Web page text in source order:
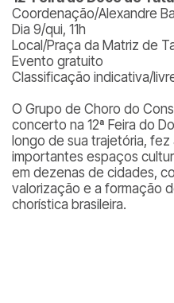
Coordenação/Alexandre
Dia 9/qui, 11h
Local/Praça da Matriz de
Evento gratuito
Classificação indicativa/
O Grupo de Choro do
concerto na 12ª Feira do
longo de sua trajetória,
importantes espaços
em dezenas de cidades,
valorização e a formação
chorística brasileira.